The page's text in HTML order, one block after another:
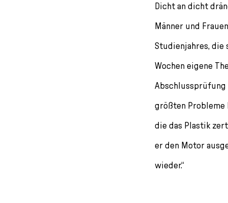
Dicht an dicht
Männer und
Studienjahres, die
Wochen eigene
Abschlussprüfung
größten
die das Plastik
er den Motor
wieder.“